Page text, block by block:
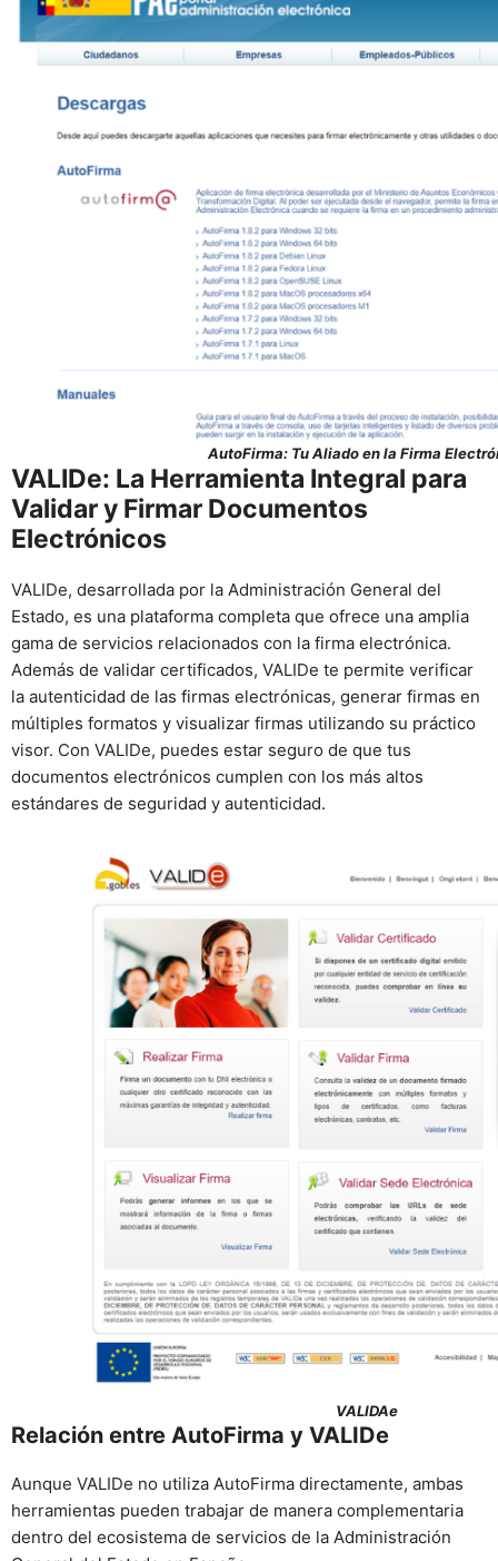
AutoFirma: Tu Aliado en la Firma
VALIDe: La Herramienta Integral para
Validar y Firmar Documentos
Electrónicos
VALIDe, desarrollada por la Administración General del
Estado, es una plataforma completa que ofrece una amplia
gama de servicios relacionados con la firma electrónica.
Además de validar certificados, VALIDe te permite verificar
la autenticidad de las firmas electrónicas, generar firmas en
múltiples formatos y visualizar firmas utilizando su práctico
visor. Con VALIDe, puedes estar seguro de que tus
documentos electrónicos cumplen con los más altos
estándares de seguridad y autenticidad.
VALIDAe
Relación entre AutoFirma y VALIDe
Aunque VALIDe no utiliza AutoFirma directamente, ambas
herramientas pueden trabajar de manera complementaria
dentro del ecosistema de servicios de la Administración